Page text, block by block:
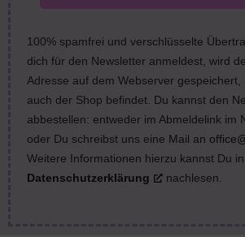
100% spamfrei und verschlüsselte
dich für den Newsletter anmeldest, wird
Adresse auf dem Webserver gespeichert,
auch der Shop befindet. Du kannst den
abbestellen: entweder im Abmeldelink im
oder Du schreibst uns eine Mail an
Weitere Informationen hierzu kannst Du
Datenschutzerklärung
nachlesen.